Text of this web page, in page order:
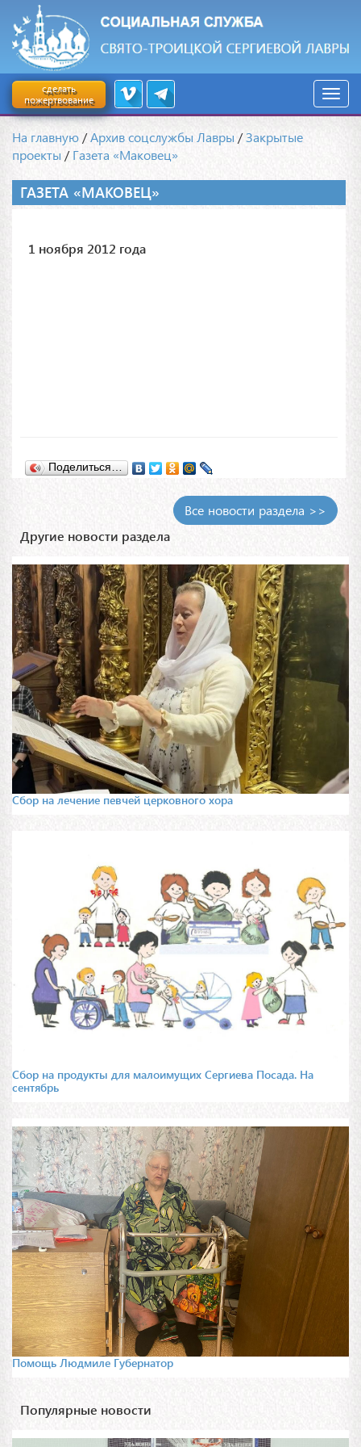
сделать
пожертвование
На главную /Архив соцслужбы Лавры /Закрытые
проекты /Газета «Маковец»
ГАЗЕТА «МАКОВЕЦ»
1 ноября 2012 года
Поделиться…
Все новости раздела >>
Другие новости раздела
Сбор на лечение певчей церковного хора
Сбор на продукты для малоимущих Сергиева Посада. На
сентябрь
Помощь Людмиле Губернатор
Популярные новости